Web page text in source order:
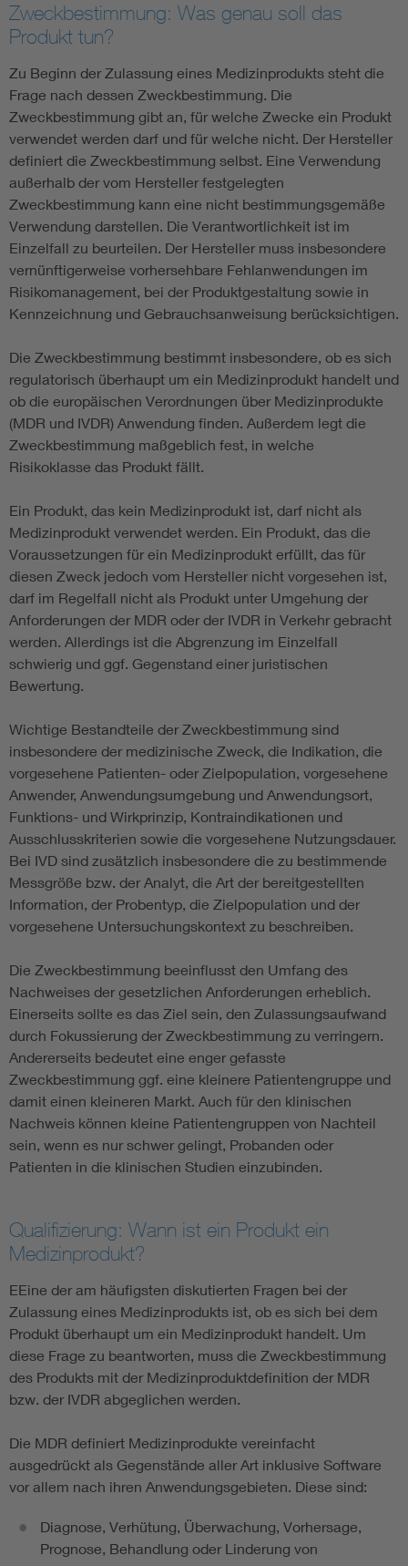
Zweckbestimmung: Was genau soll das
Produkt tun?
Zu Beginn der Zulassung eines Medizinprodukts steht die
Frage nach dessen Zweckbestimmung. Die
Zweckbestimmung gibt an, für welche Zwecke ein Produkt
verwendet werden darf und für welche nicht. Der Hersteller
definiert die Zweckbestimmung selbst. Eine Verwendung
außerhalb der vom Hersteller festgelegten
Zweckbestimmung kann eine nicht bestimmungsgemäße
Verwendung darstellen. Die Verantwortlichkeit ist im
Einzelfall zu beurteilen. Der Hersteller muss insbesondere
vernünftigerweise vorhersehbare Fehlanwendungen im
Risikomanagement, bei der Produktgestaltung sowie in
Kennzeichnung und Gebrauchsanweisung berücksichtigen.
Die Zweckbestimmung bestimmt insbesondere, ob es sich
regulatorisch überhaupt um ein Medizinprodukt handelt und
ob die europäischen Verordnungen über Medizinprodukte
(MDR und IVDR) Anwendung finden. Außerdem legt die
Zweckbestimmung maßgeblich fest, in welche
Risikoklasse das Produkt fällt.
Ein Produkt, das kein Medizinprodukt ist, darf nicht als
Medizinprodukt verwendet werden. Ein Produkt, das die
Voraussetzungen für ein Medizinprodukt erfüllt, das für
diesen Zweck jedoch vom Hersteller nicht vorgesehen ist,
darf im Regelfall nicht als Produkt unter Umgehung der
Anforderungen der MDR oder der IVDR in Verkehr gebracht
werden. Allerdings ist die Abgrenzung im Einzelfall
schwierig und ggf. Gegenstand einer juristischen
Bewertung.
Wichtige Bestandteile der Zweckbestimmung sind
insbesondere der medizinische Zweck, die Indikation, die
vorgesehene Patienten- oder Zielpopulation, vorgesehene
Anwender, Anwendungsumgebung und Anwendungsort,
Funktions- und Wirkprinzip, Kontraindikationen und
Ausschlusskriterien sowie die vorgesehene Nutzungsdauer.
Bei IVD sind zusätzlich insbesondere die zu bestimmende
Messgröße bzw. der Analyt, die Art der bereitgestellten
Information, der Probentyp, die Zielpopulation und der
vorgesehene Untersuchungskontext zu beschreiben.
Die Zweckbestimmung beeinflusst den Umfang des
Nachweises der gesetzlichen Anforderungen erheblich.
Einerseits sollte es das Ziel sein, den Zulassungsaufwand
durch Fokussierung der Zweckbestimmung zu verringern.
Andererseits bedeutet eine enger gefasste
Zweckbestimmung ggf. eine kleinere Patientengruppe und
damit einen kleineren Markt. Auch für den klinischen
Nachweis können kleine Patientengruppen von Nachteil
sein, wenn es nur schwer gelingt, Probanden oder
Patienten in die klinischen Studien einzubinden.
Qualifizierung: Wann ist ein Produkt ein
Medizinprodukt?
EEine der am häufigsten diskutierten Fragen bei der
Zulassung eines Medizinprodukts ist, ob es sich bei dem
Produkt überhaupt um ein Medizinprodukt handelt. Um
diese Frage zu beantworten, muss die Zweckbestimmung
des Produkts mit der Medizinproduktdefinition der MDR
bzw. der IVDR abgeglichen werden.
Die MDR definiert Medizinprodukte vereinfacht
ausgedrückt als Gegenstände aller Art inklusive Software
vor allem nach ihren Anwendungsgebieten. Diese sind:
Diagnose, Verhütung, Überwachung, Vorhersage,
Prognose, Behandlung oder Linderung von